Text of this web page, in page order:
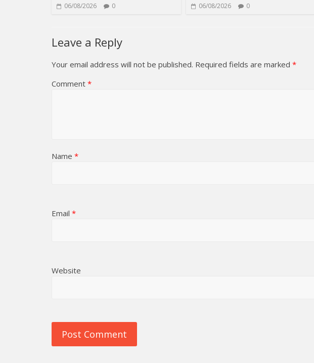
06/08/2026 0 06/08/2026 0
Leave a Reply
Your email address will not be published. Required fields are marked *
Comment *
Name *
Email *
Website